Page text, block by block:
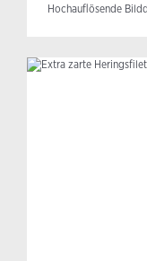
Hochauflösende